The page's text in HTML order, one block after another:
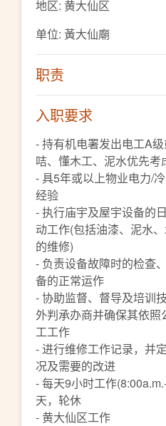
地区: 黄大仙区
单位: 黃大仙廟
职责
入职要求
- 持有机电署发出电工A
咭、懂木工、泥水优先考
- 具5年或以上物业电力/
经验
- 执行庙宇及屋宇设备的
动工作(包括油漆、泥水
的维修)
- 负责设备故障时的检查
备的正常运作
- 协助监督、督导及培训
外判承办商并确保其依
工工作
- 进行维修工作记录，并
况及需要的改进
- 每天9小时工作
天，轮休
- 黄大仙区工作